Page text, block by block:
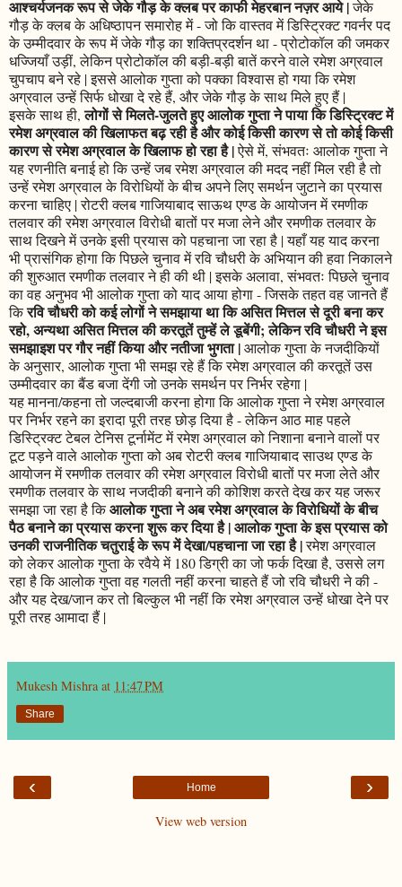
आश्चर्यजनक रूप से जेके गौड़ के क्लब पर काफी मेहरबान नज़र आये |जेके
गौड़ के क्लब के अधिष्ठापन समारोह में - जो कि वास्तव में डिस्ट्रिक्ट गवर्नर पद
के उम्मीदवार के रूप में जेके गौड़ का शक्तिप्रदर्शन था - प्रोटोकॉल की जमकर
धज्जियाँ उड़ीं, लेकिन प्रोटोकॉल की बड़ी-बड़ी बातें करने वाले रमेश अग्रवाल
चुपचाप बने रहे | इससे आलोक गुप्ता को पक्का विश्वास हो गया कि रमेश
अग्रवाल उन्हें सिर्फ धोखा दे रहे हैं, और जेके गौड़ के साथ मिले हुए हैं |
इसके साथ ही,लोगों से मिलते-जुलते हुए आलोक गुप्ता ने पाया कि डिस्ट्रिक्ट में
रमेश अग्रवाल की खिलाफत बढ़ रही है और कोई किसी कारण से तो कोई किसी
कारण से रमेश अग्रवाल के खिलाफ हो रहा है |ऐसे में, संभवतः आलोक गुप्ता ने
यह रणनीति बनाई हो कि उन्हें जब रमेश अग्रवाल की मदद नहीं मिल रही है तो
उन्हें रमेश अग्रवाल के विरोधियों के बीच अपने लिए समर्थन जुटाने का प्रयास
करना चाहिए | रोटरी क्लब गाजियाबाद साऊथ एण्ड के आयोजन में रमणीक
तलवार की रमेश अग्रवाल विरोधी बातों पर मजा लेने और रमणीक तलवार के
साथ दिखने में उनके इसी प्रयास को पहचाना जा रहा है | यहाँ यह याद करना
भी प्रासंगिक होगा कि पिछले चुनाव में रवि चौधरी के अभियान की हवा निकालने
की शुरुआत रमणीक तलवार ने ही की थी | इसके अलावा, संभवतः पिछले चुनाव
का वह अनुभव भी आलोक गुप्ता को याद आया होगा - जिसके तहत वह जानते हैं
किरवि चौधरी को कई लोगों ने समझाया था कि असित मित्तल से दूरी बना कर
रहो, अन्यथा असित मित्तल की करतूतें तुम्हें ले डूबेंगी; लेकिन रवि चौधरी ने इस
समझाइश पर गौर नहीं किया और नतीजा भुगता |आलोक गुप्ता के नजदीकियों
के अनुसार, आलोक गुप्ता भी समझ रहे हैं कि रमेश अग्रवाल की करतूतें उस
उम्मीदवार का बैंड बजा देंगी जो उनके समर्थन पर निर्भर रहेगा |
यह मानना/कहना तो जल्दबाजी करना होगा कि आलोक गुप्ता ने रमेश अग्रवाल
पर निर्भर रहने का इरादा पूरी तरह छोड़ दिया है - लेकिन आठ माह पहले
डिस्ट्रिक्ट टेबल टेनिस टूर्नामेंट में रमेश अग्रवाल को निशाना बनाने वालों पर
टूट पड़ने वाले आलोक गुप्ता को अब रोटरी क्लब गाजियाबाद साउथ एण्ड के
आयोजन में रमणीक तलवार की रमेश अग्रवाल विरोधी बातों पर मजा लेते और
रमणीक तलवार के साथ नजदीकी बनाने की कोशिश करते देख कर यह जरूर
समझा जा रहा है किआलोक गुप्ता ने अब रमेश अग्रवाल के विरोधियों के बीच
पैठ बनाने का प्रयास करना शुरू कर दिया है | आलोक गुप्ता के इस प्रयास को
उनकी राजनीतिक चतुराई के रूप में देखा/पहचाना जा रहा है |रमेश अग्रवाल
को लेकर आलोक गुप्ता के रवैये में 180 डिग्री का जो फर्क दिखा है, उससे लग
रहा है कि आलोक गुप्ता वह गलती नहीं करना चाहते हैं जो रवि चौधरी ने की -
और यह देख/जान कर तो बिल्कुल भी नहीं कि रमेश अग्रवाल उन्हें धोखा देने पर
पूरी तरह आमादा हैं |
Mukesh Mishra at 11:47 PM
Share
‹ ›
Home
View web version